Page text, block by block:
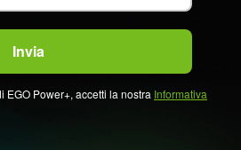
EGO Power+, accetti la nostra Informativa